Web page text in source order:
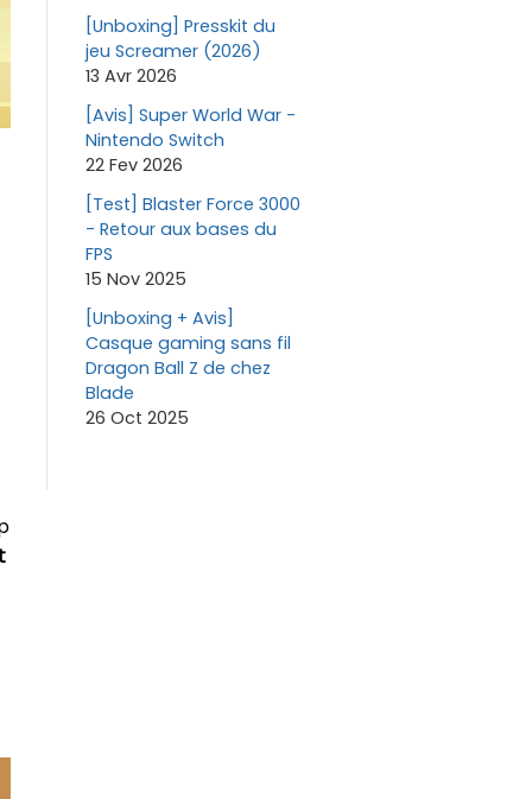
[Unboxing] Presskit du
jeu Screamer (2026)
13 Avr 2026
[Avis] Super World War -
Nintendo Switch
22 Fev 2026
[Test] Blaster Force 3000
- Retour aux bases du
FPS
15 Nov 2025
[Unboxing + Avis]
Casque gaming sans fil
Dragon Ball Z de chez
Blade
26 Oct 2025